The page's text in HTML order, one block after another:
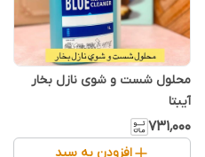
محلول شست و شوی نازل بخار
آیبتا
۷۳۱٬۰۰۰
افزودن به سبد